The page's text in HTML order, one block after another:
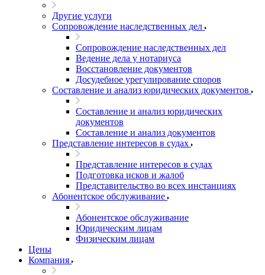
Другие услуги
Сопровождение наследственных дел
Сопровождение наследственных дел
Ведение дела у нотариуса
Восстановление документов
Досудебное урегулирование споров
Составление и анализ юридических документов
Составление и анализ юридических
документов
Составление и анализ документов
Представление интересов в судах
Представление интересов в судах
Подготовка исков и жалоб
Представительство во всех инстанциях
Абонентское обслуживание
Абонентское обслуживание
Юридическим лицам
Физическим лицам
Цены
Компания